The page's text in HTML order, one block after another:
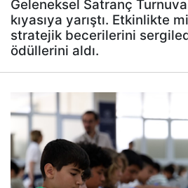
Geleneksel Satranç
kıyasıya yarıştı. Etkinlikte
stratejik becerilerini
ödüllerini aldı.